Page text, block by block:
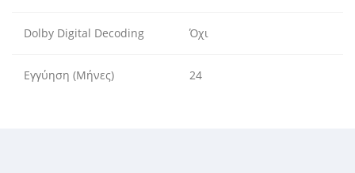
Dolby Digital Decoding Όχι
Εγγύηση (Μήνες) 24